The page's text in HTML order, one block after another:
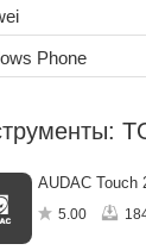
Phone
AUDAC Touch
5.00